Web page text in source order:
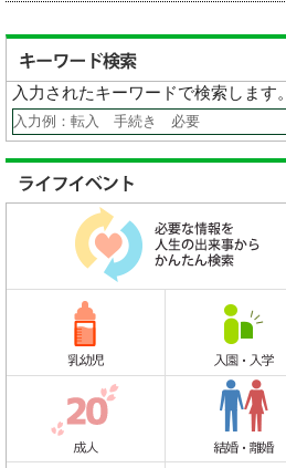
入力されたキーワードで検索します。